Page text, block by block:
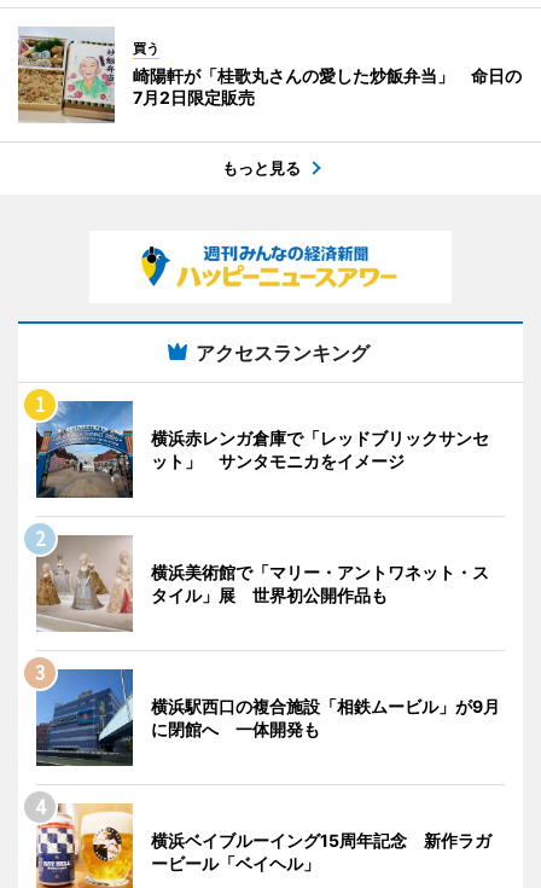
買う
崎陽軒が「桂歌丸さんの愛した炒飯弁当」 命日の
7月2日限定販売
もっと見る
アクセスランキング
横浜赤レンガ倉庫で「レッドブリックサンセ
ット」 サンタモニカをイメージ
横浜美術館で「マリー・アントワネット・ス
タイル」展 世界初公開作品も
横浜駅西口の複合施設「相鉄ムービル」が9月
に閉館へ 一体開発も
横浜ベイブルーイング15周年記念 新作ラガ
ービール「ベイヘル」